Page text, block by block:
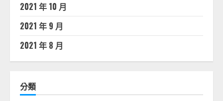
2021 年 10 月
2021 年 9 月
2021 年 8 月
分類